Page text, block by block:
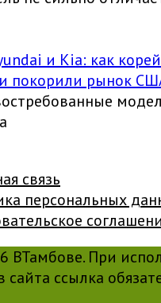
и Kia: как
покорили рынок
связь
персональных
ВТамбове. При
сайта ссылка